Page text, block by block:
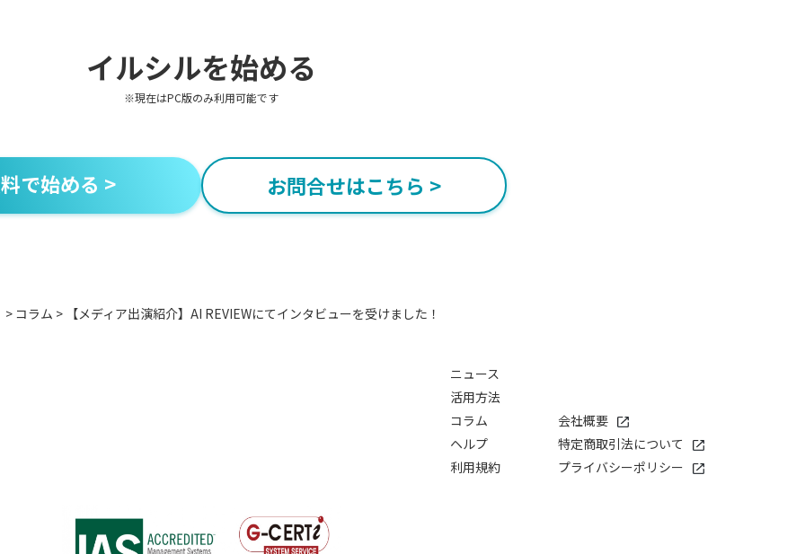
イルシルを始める
※現在はPC版のみ利用可能です
で始める > お問合せはこちら >
> コラム > 【メディア出演紹介】AI REVIEWにてインタビューを受けました！
ニュース
活用方法
コラム
ヘルプ
利用規約
会社概要
特定商取引法について
プライバシーポリシー